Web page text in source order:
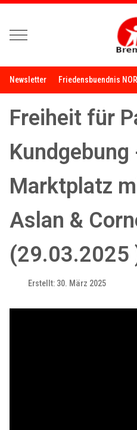
Mobile Menu Toggle
Newsletter Friedensbuendnis
Freiheit für
Kundgebung
Marktplatz
Aslan &
(29.03.2025
Erstellt: 30. März 2025